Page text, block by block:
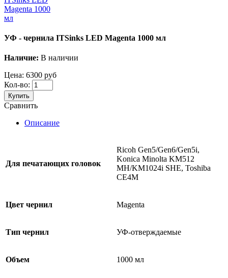
УФ - чернила ITSinks LED Magenta 1000 мл
Наличие: В наличии
Цена: 6300 руб
Кол-во:
Купить
Сравнить
Описание
Для печатающих головок
Ricoh Gen5/Gen6/Gen5i,
Konica Minolta KM512
MH/KM1024i SHE, Toshiba
CE4M
Цвет чернил Magenta
Тип чернил УФ-отверждаемые
Объем 1000 мл